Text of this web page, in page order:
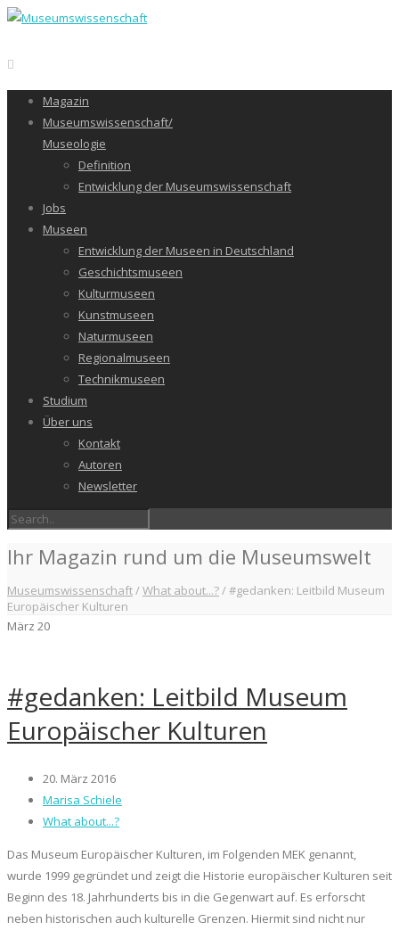
Magazin
Museumswissenschaft/
Museologie
Definition
Entwicklung der Museumswissenschaft
Jobs
Museen
Entwicklung der Museen in Deutschland
Geschichtsmuseen
Kulturmuseen
Kunstmuseen
Naturmuseen
Regionalmuseen
Technikmuseen
Studium
Über uns
Kontakt
Autoren
Newsletter
Ihr Magazin rund um die Museumswelt
Museumswissenschaft/What about...?/#gedanken: Leitbild Museum
Europäischer Kulturen
März 20
#gedanken: Leitbild Museum
Europäischer Kulturen
20. März 2016
Marisa Schiele
What about...?
Das Museum Europäischer Kulturen, im Folgenden MEK genannt,
wurde 1999 gegründet und zeigt die Historie europäischer Kulturen seit
Beginn des 18. Jahrhunderts bis in die Gegenwart auf. Es erforscht
neben historischen auch kulturelle Grenzen. Hiermit sind nicht nur